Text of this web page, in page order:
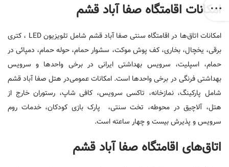
امکانات اقامتگاه صفا آباد قشم
امکانات اتاق‌ها در اقامتگاه سنتی صفا آباد قشم شامل تلویزیون LED ، کتری
برقی، یخچال، بخاری، کف پوش موکت، سشوار حمام، حوله حمام، دمپائی در
حمام، اسپلیت، سرویس بهداشتی ایرانی در برخی واحدها و سرویس
بهداشتی فرنگی در برخی واحدها است. امکانات عمومی‌در هتل صفا آباد قشم
شامل پارکینگ، نمازخانه، تاکسی سرویس، کافی شاپ، رستوران خارج از
هتل، آلاچیق در محوطه، تخت سنتی، پارک بازی کودکان، خدمات روم
سرویس و پذیرش بیست و چهار ساعته است.
اتاق‌های اقامتگاه صفا آباد قشم